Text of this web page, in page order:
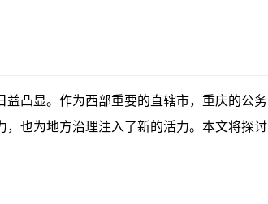
凸显。作为西部重要的直辖市，重庆的公务
也为地方治理注入了新的活力。本文将探讨